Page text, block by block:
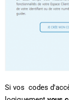
Si vos codes